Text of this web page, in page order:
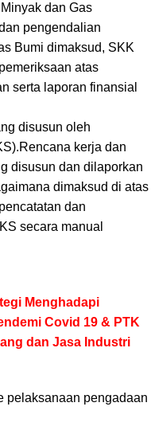
dan Gas
pengendalian
Bumi dimaksud, SKK
atas
serta laporan finansial
disusun oleh
kerja dan
disusun dan dilaporkan
dimaksud di atas
dan
secara manual
Menghadapi
Covid 19 & PTK
dan Jasa Industri
pelaksanaan pengadaan